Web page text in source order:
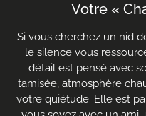
Votre «
Si vous cherchez un nid
le silence vous
détail est pensé avec
tamisée, atmosphère
votre quiétude. Elle est